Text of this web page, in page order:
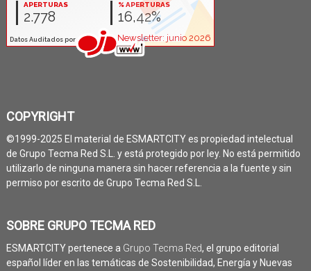
COPYRIGHT
©1999-2025 El material de ESMARTCITY es propiedad intelectual
de Grupo Tecma Red S.L. y está protegido por ley. No está permitido
utilizarlo de ninguna manera sin hacer referencia a la fuente y sin
permiso por escrito de Grupo Tecma Red S.L.
SOBRE GRUPO TECMA RED
ESMARTCITY pertenece a Grupo Tecma Red, el grupo editorial
español líder en las temáticas de Sostenibilidad, Energía y Nuevas